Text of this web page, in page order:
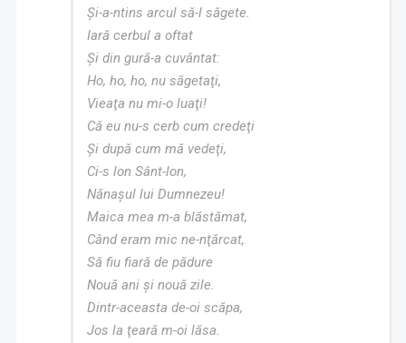
Și-a-ntins arcul să-l săgete.
Iară cerbul a oftat
Și din gură-a cuvântat:
Ho, ho, ho, nu săgetaţi,
Vieaţa nu mi-o luaţi!
Că eu nu-s cerb cum credeţi
Și după cum mă vedeţi,
Ci-s lon Sânt-lon,
Nănașul lui Dumnezeu!
Maica mea m-a blăstămat,
Când eram mic ne-nţărcat,
Să fiu fiară de pădure
Nouă ani și nouă zile.
Dintr-aceasta de-oi scăpa,
Jos la ţeară m-oi lăsa.